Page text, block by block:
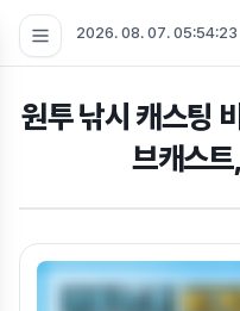
2026. 08. 07. 05:54:23
원투 낚시 캐스팅
브캐스